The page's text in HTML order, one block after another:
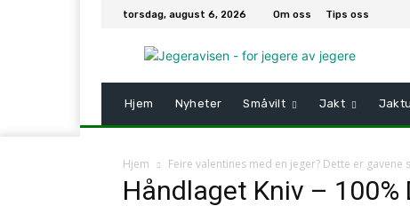
torsdag, august 6, 2026 Om oss Tips oss
Hjem Nyheter Småvilt Jakt
Hjem Feire valentines med en jeger? Dette er
Håndlaget Kniv –